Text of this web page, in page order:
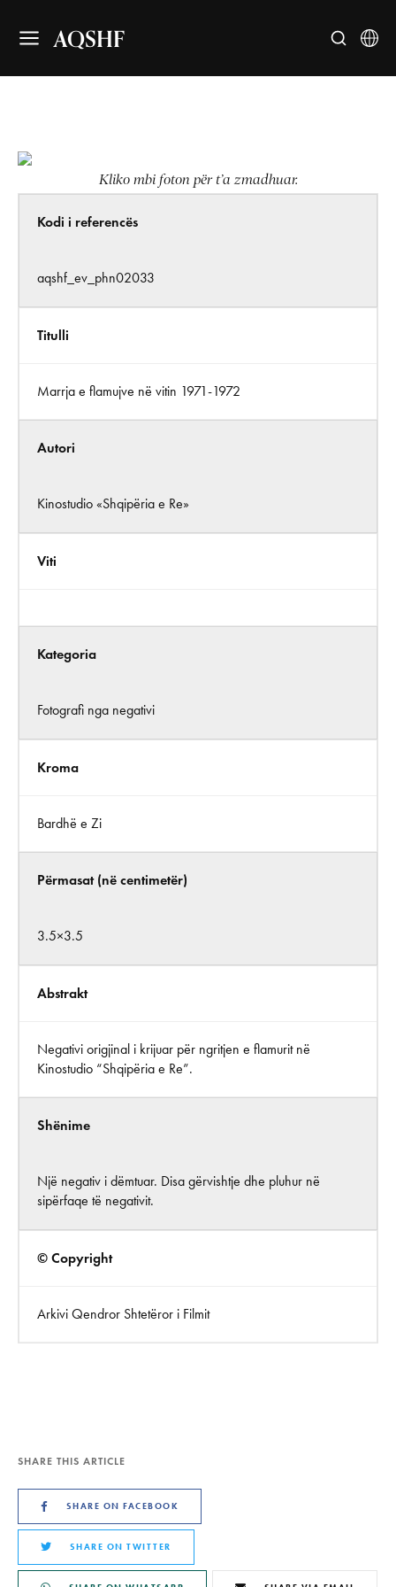
AQSHF
Kliko mbi foton për t’a zmadhuar.
Kodi i referencës
aqshf_ev_phn02033
Titulli
Marrja e flamujve në vitin 1971-1972
Autori
Kinostudio «Shqipëria e Re»
Viti
Kategoria
Fotografi nga negativi
Kroma
Bardhë e Zi
Përmasat (në centimetër)
3.5×3.5
Abstrakt
Negativi origjinal i krijuar për ngritjen e flamurit në
Kinostudio “Shqipëria e Re”.
Shënime
Një negativ i dëmtuar. Disa gërvishtje dhe pluhur në
sipërfaqe të negativit.
© Copyright
Arkivi Qendror Shtetëror i Filmit
SHARE THIS ARTICLE
SHARE ON FACEBOOK
SHARE ON TWITTER